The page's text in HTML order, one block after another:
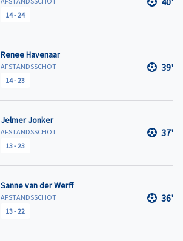
14-24
Renee Havenaar
AFSTANDSSCHOT
14-23
39'
Jelmer Jonker
AFSTANDSSCHOT
13-23
37'
Sanne van der Werff
AFSTANDSSCHOT
13-22
36'